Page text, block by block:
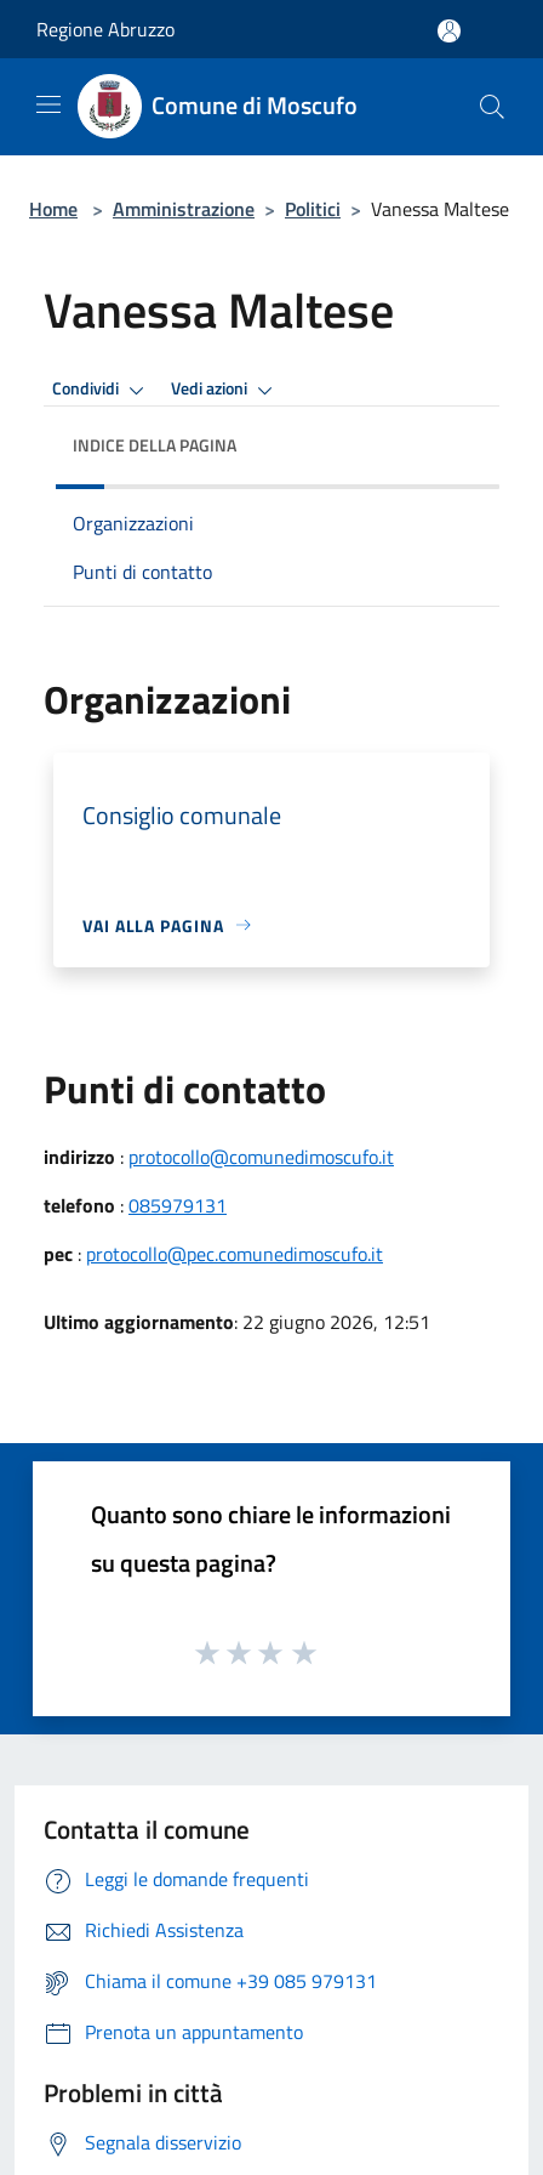
Regione Abruzzo
Comune di Moscufo
Home > Amministrazione > Politici > Vanessa Maltese
Vanessa Maltese
Condividi Vedi azioni
INDICE DELLA PAGINA
Organizzazioni
Punti di contatto
Organizzazioni
Consiglio comunale
VAI ALLA PAGINA
Punti di contatto
indirizzo : protocollo@comunedimoscufo.it
telefono :085979131
pec : protocollo@pec.comunedimoscufo.it
Ultimo aggiornamento: 22 giugno 2026, 12:51
Quanto sono chiare le informazioni
su questa pagina?
Contatta il comune
Leggi le domande frequenti
Richiedi Assistenza
Chiama il comune +39 085 979131
Prenota un appuntamento
Problemi in città
Segnala disservizio